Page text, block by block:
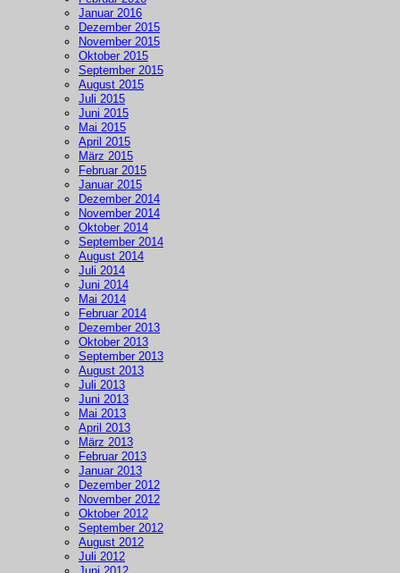
Januar 2016
Dezember 2015
November 2015
Oktober 2015
September 2015
August 2015
Juli 2015
Juni 2015
Mai 2015
April 2015
März 2015
Februar 2015
Januar 2015
Dezember 2014
November 2014
Oktober 2014
September 2014
August 2014
Juli 2014
Juni 2014
Mai 2014
Februar 2014
Dezember 2013
Oktober 2013
September 2013
August 2013
Juli 2013
Juni 2013
Mai 2013
April 2013
März 2013
Februar 2013
Januar 2013
Dezember 2012
November 2012
Oktober 2012
September 2012
August 2012
Juli 2012